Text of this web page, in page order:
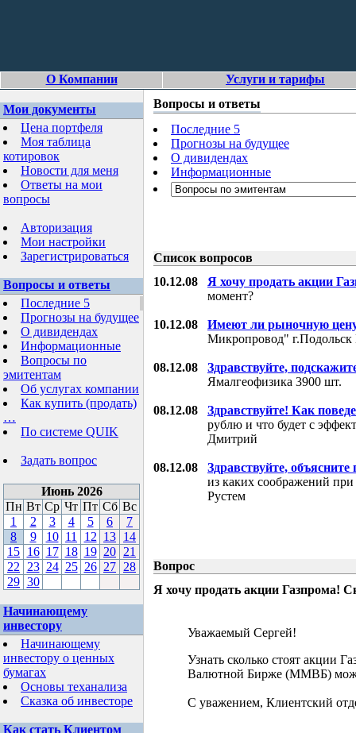
О Компании Услуги и тарифы
Мои документы
Цена портфеля
Моя таблица
котировок
Новости для меня
Ответы на мои
вопросы
Авторизация
Мои настройки
Зарегистрироваться
Вопросы и ответы
Последние 5
Прогнозы на будущее
О дивидендах
Информационные
Вопросы по
эмитентам
Об услугах компании
Как купить (продать)
…
По системе QUIK
Задать вопрос
Июнь 2026
Пн Вт Ср Чт Пт Сб Вс
1
2 3 4 5 6
7
8
9 10 11 12 13 14
15 16 17 18 19 20 21
22
23 24 25 26 27 28
29 30
Начинающему
инвестору
Начинающему
инвестору о ценных
бумагах
Основы теханализа
Сказка об инвесторе
Как стать Клиентом
Вопросы и ответы
Последние 5
Прогнозы на будущее
О дивидендах
Информационные
Список вопросов
10.12.08 Я хочу продать акции
момент?
10.12.08
Имеют ли рыночную
Микропровод"
08.12.08
Здравствуйте,
Ямалгеофизика 3900 шт.
08.12.08
Здравствуйте! Как
рублю и что будет с
Дмитрий
08.12.08
Здравствуйте, объясните
из каких соображений
Рустем
Вопрос
Я хочу продать акции Газпрома!
Уважаемый Сергей!
Узнать сколько стоят акции
Валютной Бирже (ММВБ)
С уважением, Клиентский